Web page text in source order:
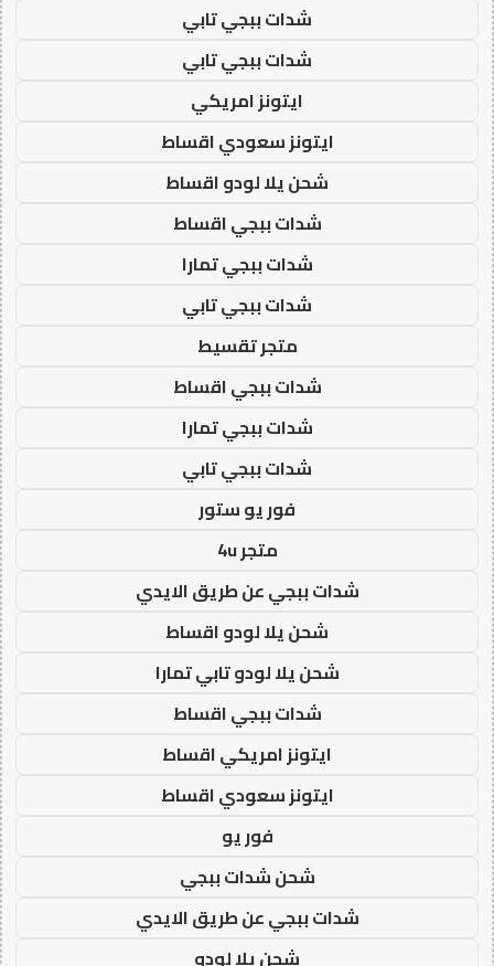
شدات ببجي تابي
شدات ببجي تابي
ايتونز امريكي
ايتونز سعودي اقساط
شحن يلا لودو اقساط
شدات ببجي اقساط
شدات ببجي تمارا
شدات ببجي تابي
متجر تقسيط
شدات ببجي اقساط
شدات ببجي تمارا
شدات ببجي تابي
فور يو ستور
متجر 4u
شدات ببجي عن طريق الايدي
شحن يلا لودو اقساط
شحن يلا لودو تابي تمارا
شدات ببجي اقساط
ايتونز امريكي اقساط
ايتونز سعودي اقساط
فور يو
شحن شدات ببجي
شدات ببجي عن طريق الايدي
شحن يلا لودو